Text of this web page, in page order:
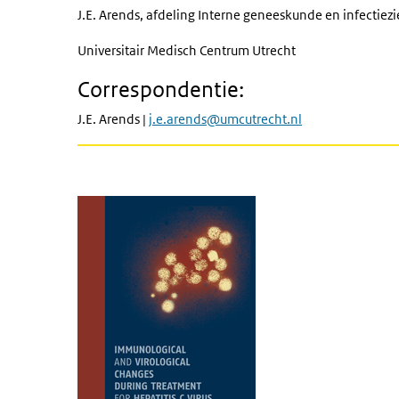
J.E. Arends, afdeling Interne geneeskunde en
Universitair Medisch Centrum Utrecht
Correspondentie:
J.E. Arends | j.e.arends@umcutrecht.nl